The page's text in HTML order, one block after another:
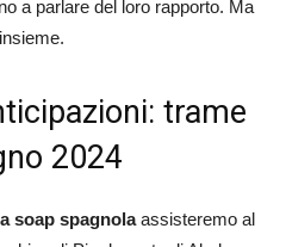
a parlare del loro rapporto. Ma
trame
2024
soap spagnolaassisteremo al